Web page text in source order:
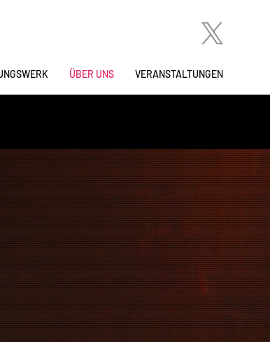
ÜBER UNS VERANSTALTUNGEN